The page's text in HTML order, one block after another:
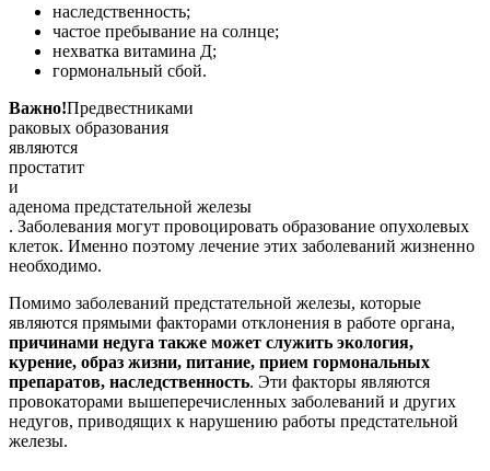
наследственность;
частое пребывание на солнце;
нехватка витамина Д;
гормональный сбой.
Важно!Предвестниками
раковых образования
являются
простатит
и
аденома предстательной железы
. Заболевания могут провоцировать образование опухолевых
клеток. Именно поэтому лечение этих заболеваний жизненно
необходимо.
Помимо заболеваний предстательной железы, которые
являются прямыми факторами отклонения в работе органа,
причинами недуга также может служить экология,
курение, образ жизни, питание, прием гормональных
препаратов, наследственность. Эти факторы являются
провокаторами вышеперечисленных заболеваний и других
недугов, приводящих к нарушению работы предстательной
железы.